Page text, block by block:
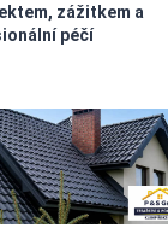
zážitkem a
péčí